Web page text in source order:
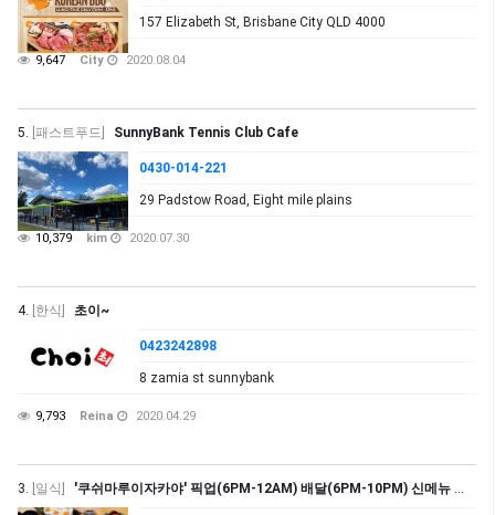
157 Elizabeth St, Brisbane City QLD 4000
9,647 City 2020.08.04
5. [패스트푸드] SunnyBank Tennis Club Cafe
0430-014-221
29 Padstow Road, Eight mile plains
10,379 kim 2020.07.30
4. [한식] 초이~
0423242898
8 zamia st sunnybank
9,793 Reina 2020.04.29
3. [일식] '쿠쉬마루이자카야' 픽업(6PM-12AM) 배달(6PM-10PM) 신메뉴 연어스페셜 출시!